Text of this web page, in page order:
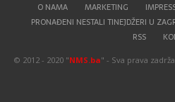
O NAMA MARKETING
PRONAĐENI NESTALI TINEJDŽERI U
RSS
© 2012 - 2020 "NMS.ba" - Sva prava